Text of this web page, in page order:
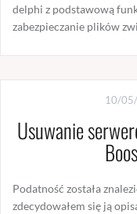
delphi z podstawową
zabezpieczanie plików
10/
Usuwanie
Podatność została
zdecydowałem się ją